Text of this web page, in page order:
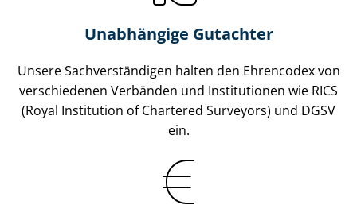
Unabhängige Gutachter
Unsere Sach­ver­stän­di­gen halten den Ehrencodex von
verschiedenen Verbänden und Institutionen wie RICS
(Royal Institution of Chartered Surveyors) und DGSV
ein.